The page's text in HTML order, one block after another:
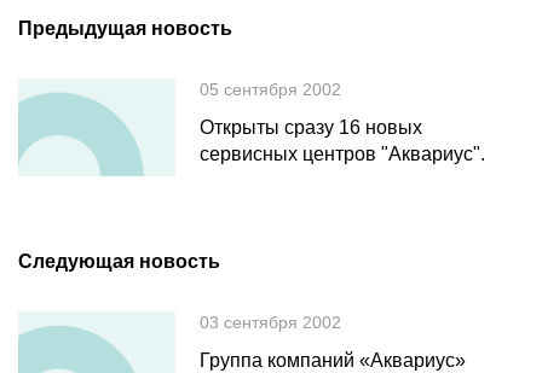
Предыдущая новость
05 сентября 2002
Открыты сразу 16 новых
сервисных центров "Аквариус".
Следующая новость
03 сентября 2002
Группа компаний «Аквариус»